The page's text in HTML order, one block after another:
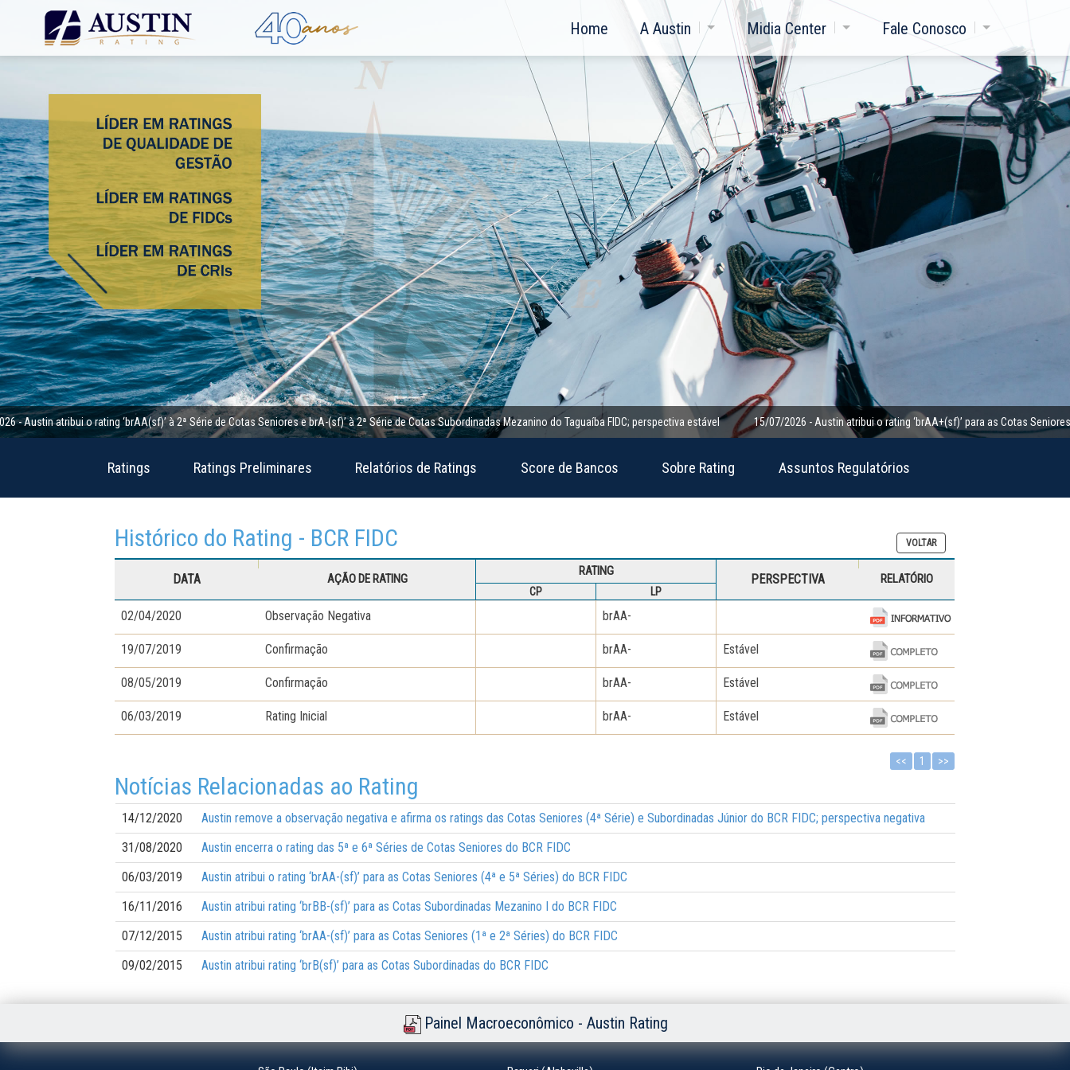
Home A Austin Midia Center Fale Conosco
atribui o rating ‘brAA(sf)’ à 2ª Série de Cotas Seniores e brA-(sf)’ à 2ª Série de Cotas Subordinadas Mezanino do Taguaíba FIDC; perspectiva estável 15/07/2026 - Austin atribui o rating ‘brAA+(sf)’ para as Cotas Seniores da
Ratings Ratings Preliminares Relatórios de Ratings Score de Bancos Sobre Rating Assuntos Regulatórios
Histórico do Rating - BCR FIDC VOLTAR
DATA AÇÃO DE RATING
RATING
PERSPECTIVA RELATÓRIO
CP LP
02/04/2020 Observação Negativa brAA-
19/07/2019 Confirmação brAA- Estável
08/05/2019 Confirmação brAA- Estável
06/03/2019 Rating Inicial brAA- Estável
<< 1 >>
Notícias Relacionadas ao Rating
14/12/2020
Austin remove a observação negativa e afirma os ratings das Cotas Seniores (4ª Série) e Subordinadas Júnior do BCR FIDC; perspectiva negativa
31/08/2020
Austin encerra o rating das 5ª e 6ª Séries de Cotas Seniores do BCR FIDC
06/03/2019
Austin atribui o rating ‘brAA-(sf)’ para as Cotas Seniores (4ª e 5ª Séries) do BCR FIDC
16/11/2016
Austin atribui rating ‘brBB-(sf)’ para as Cotas Subordinadas Mezanino I do BCR FIDC
07/12/2015
Austin atribui rating ‘brAA-(sf)’ para as Cotas Seniores (1ª e 2ª Séries) do BCR FIDC
09/02/2015
Austin atribui rating ‘brB(sf)’ para as Cotas Subordinadas do BCR FIDC
Painel Macroeconômico - Austin Rating